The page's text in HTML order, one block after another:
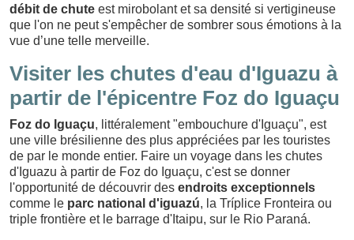
débit de chute est mirobolant et sa densité si vertigineuse
que l'on ne peut s'empêcher de sombrer sous émotions à la
vue d’une telle merveille.
Visiter les chutes d'eau d'Iguazu à
partir de l'épicentre Foz do Iguaçu
Foz do Iguaçu, littéralement "embouchure d'Iguaçu", est
une ville brésilienne des plus appréciées par les touristes
de par le monde entier. Faire un voyage dans les chutes
d'Iguazu à partir de Foz do Iguaçu, c'est se donner
l'opportunité de découvrir des endroits exceptionnels
comme le parc national d'iguazú, la Tríplice Fronteira ou
triple frontière et le barrage d'Itaipu, sur le Rio Paraná.